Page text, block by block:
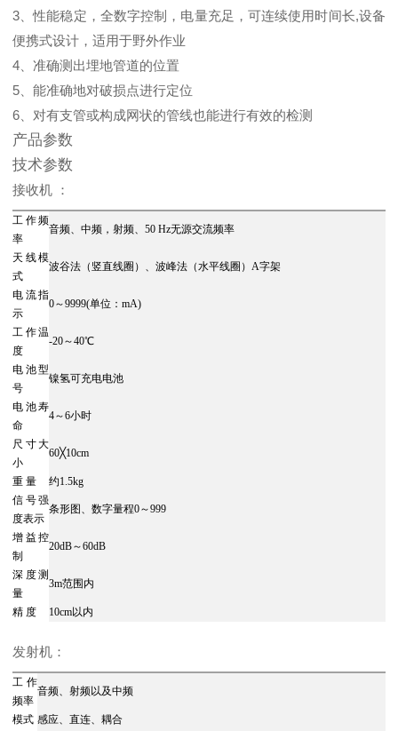
3、性能稳定，全数字控制，电量充足，可连续使用时间长,设备
便携式设计，适用于野外作业
4、准确测出埋地管道的位置
5、能准确地对破损点进行定位
6、对有支管或构成网状的管线也能进行有效的检测
产品参数
技术参数
接收机 ：
工作频
率
音频、中频，射频、50 Hz无源交流频率
天线模
式
波谷法（竖直线圈）、波峰法（水平线圈）A字架
电流指
示
0～9999(单位：mA)
工作温
度
-20～40℃
电池型
号
镍氢可充电电池
电池寿
命
4～6小时
尺寸大
小
60╳10cm
重 量
约1.5kg
信号强
度表示
条形图、数字量程0～999
增益控
制
20dB～60dB
深度测
量
3m范围内
精 度 10cm以内
发射机：
工作
频率
音频、射频以及中频
模式 感应、直连、耦合